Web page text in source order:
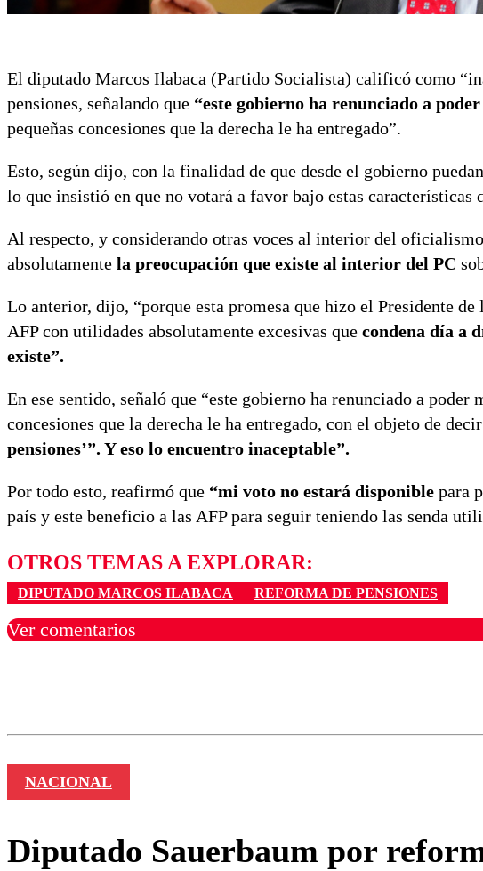
El diputado Marcos Ilabaca (Partido Socialista) calificó como
pensiones, señalando que “este gobierno ha renunciado a
pequeñas concesiones que la derecha le ha entregado”.
Esto, según dijo, con la finalidad de que desde el gobierno
lo que insistió en que no votará a favor bajo estas características
Al respecto, y considerando otras voces al interior del
absolutamente la preocupación que existe al interior del PC
Lo anterior, dijo, “porque esta promesa que hizo el Presidente
AFP con utilidades absolutamente excesivas que condena día a
existe”.
En ese sentido, señaló que “este gobierno ha renunciado a
concesiones que la derecha le ha entregado, con el objeto de decir
pensiones’”. Y eso lo encuentro inaceptable”.
Por todo esto, reafirmó que “mi voto no estará disponible para
país y este beneficio a las AFP para seguir teniendo las senda
OTROS TEMAS A EXPLORAR:
DIPUTADO MARCOS ILABACA REFORMA DE PENSIONES
Ver comentarios
NACIONAL
Diputado Sauerbaum por